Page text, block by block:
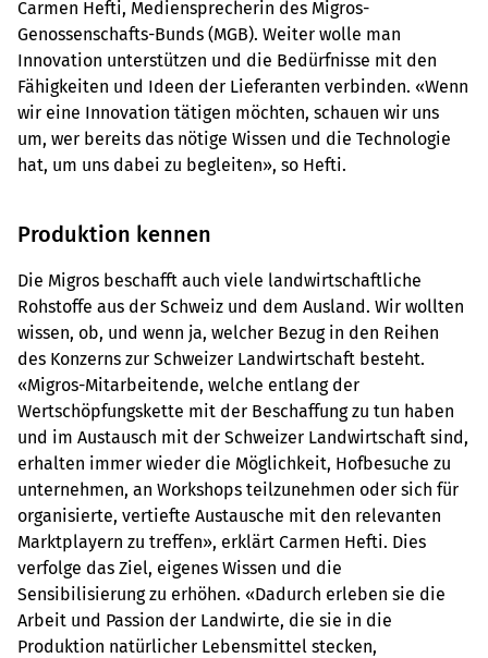
Carmen Hefti, Mediensprecherin des Migros-
Genossenschafts-Bunds (MGB). Weiter wolle man
Innovation unterstützen und die Bedürfnisse mit den
Fähigkeiten und Ideen der Lieferanten verbinden. «Wenn
wir eine Innovation tätigen möchten, schauen wir uns
um, wer bereits das nötige Wissen und die Technologie
hat, um uns dabei zu begleiten», so Hefti.
Produktion kennen
Die Migros beschafft auch viele landwirtschaftliche
Rohstoffe aus der Schweiz und dem Ausland. Wir wollten
wissen, ob, und wenn ja, welcher Bezug in den Reihen
des Konzerns zur Schweizer Landwirtschaft besteht.
«Migros-Mitarbeitende, welche entlang der
Wertschöpfungskette mit der Beschaffung zu tun haben
und im Austausch mit der Schweizer Landwirtschaft sind,
erhalten immer wieder die Möglichkeit, Hofbesuche zu
unternehmen, an Workshops teilzunehmen oder sich für
organisierte, vertiefte Austausche mit den relevanten
Marktplayern zu treffen», erklärt Carmen Hefti. Dies
verfolge das Ziel, eigenes Wissen und die
Sensibilisierung zu erhöhen. «Dadurch erleben sie die
Arbeit und Passion der Landwirte, die sie in die
Produktion natürlicher Lebensmittel stecken,